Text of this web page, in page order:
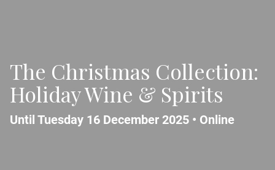
The Christmas Collection:
Holiday Wine & Spirits
Until Tuesday 16 December 2025 • Online